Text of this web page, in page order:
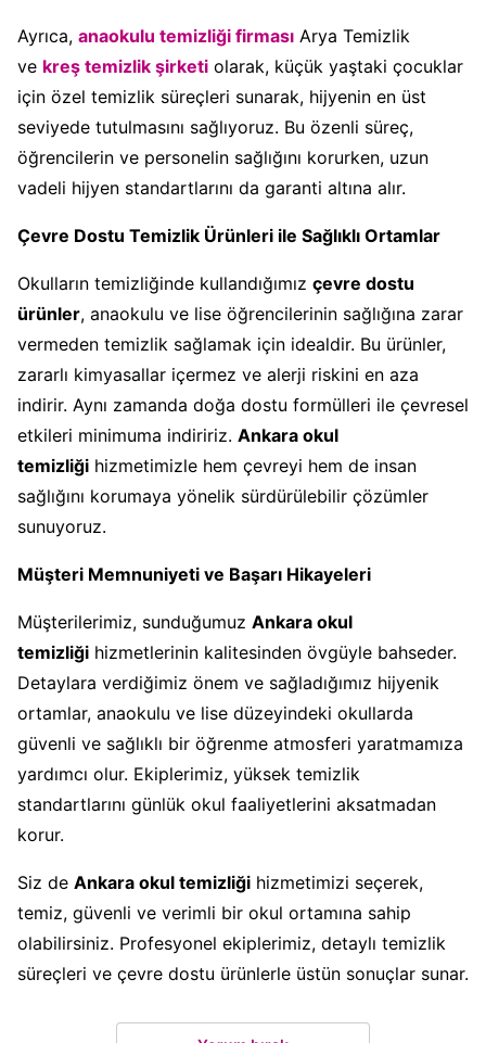
Ayrıca, anaokulu temizliği firması Arya Temizlik
ve kreş temizlik şirketi olarak, küçük yaştaki çocuklar
için özel temizlik süreçleri sunarak, hijyenin en üst
seviyede tutulmasını sağlıyoruz. Bu özenli süreç,
öğrencilerin ve personelin sağlığını korurken, uzun
vadeli hijyen standartlarını da garanti altına alır.
Çevre Dostu Temizlik Ürünleri ile Sağlıklı Ortamlar
Okulların temizliğinde kullandığımız çevre dostu
ürünler, anaokulu ve lise öğrencilerinin sağlığına zarar
vermeden temizlik sağlamak için idealdir. Bu ürünler,
zararlı kimyasallar içermez ve alerji riskini en aza
indirir. Aynı zamanda doğa dostu formülleri ile çevresel
etkileri minimuma indiririz. Ankara okul
temizliği hizmetimizle hem çevreyi hem de insan
sağlığını korumaya yönelik sürdürülebilir çözümler
sunuyoruz.
Müşteri Memnuniyeti ve Başarı Hikayeleri
Müşterilerimiz, sunduğumuz Ankara okul
temizliği hizmetlerinin kalitesinden övgüyle bahseder.
Detaylara verdiğimiz önem ve sağladığımız hijyenik
ortamlar, anaokulu ve lise düzeyindeki okullarda
güvenli ve sağlıklı bir öğrenme atmosferi yaratmamıza
yardımcı olur. Ekiplerimiz, yüksek temizlik
standartlarını günlük okul faaliyetlerini aksatmadan
korur.
Siz de Ankara okul temizliği hizmetimizi seçerek,
temiz, güvenli ve verimli bir okul ortamına sahip
olabilirsiniz. Profesyonel ekiplerimiz, detaylı temizlik
süreçleri ve çevre dostu ürünlerle üstün sonuçlar sunar.